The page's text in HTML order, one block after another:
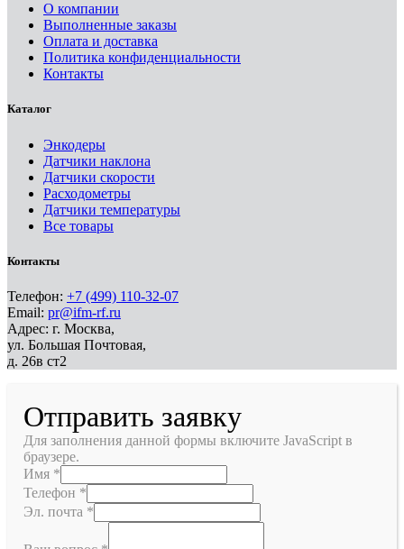
О компании
Выполненные заказы
Оплата и доставка
Политика конфиденциальности
Контакты
Каталог
Энкодеры
Датчики наклона
Датчики скорости
Расходометры
Датчики температуры
Все товары
Контакты
Телефон: +7 (499) 110-32-07
Email: pr@ifm-rf.ru
Адрес: г. Москва,
ул. Большая Почтовая,
д. 26в ст2
Отправить заявку
Для заполнения данной формы включите JavaScript в
браузере.
Имя *
Телефон *
Эл. почта *